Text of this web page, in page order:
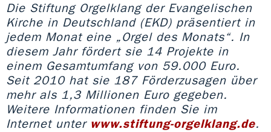
Die Stiftung Orgelklang der Evangelischen
Kirche in Deutschland (EKD) präsentiert in
jedem Monat eine „Orgel des Monats“. In
diesem Jahr fördert sie 14 Projekte in
einem Gesamtumfang von 59.000 Euro.
Seit 2010 hat sie 187 Förderzusagen über
mehr als 1,3 Millionen Euro gegeben.
Weitere Informationen finden Sie im
Internet unter www.stiftung-orgelklang.de.